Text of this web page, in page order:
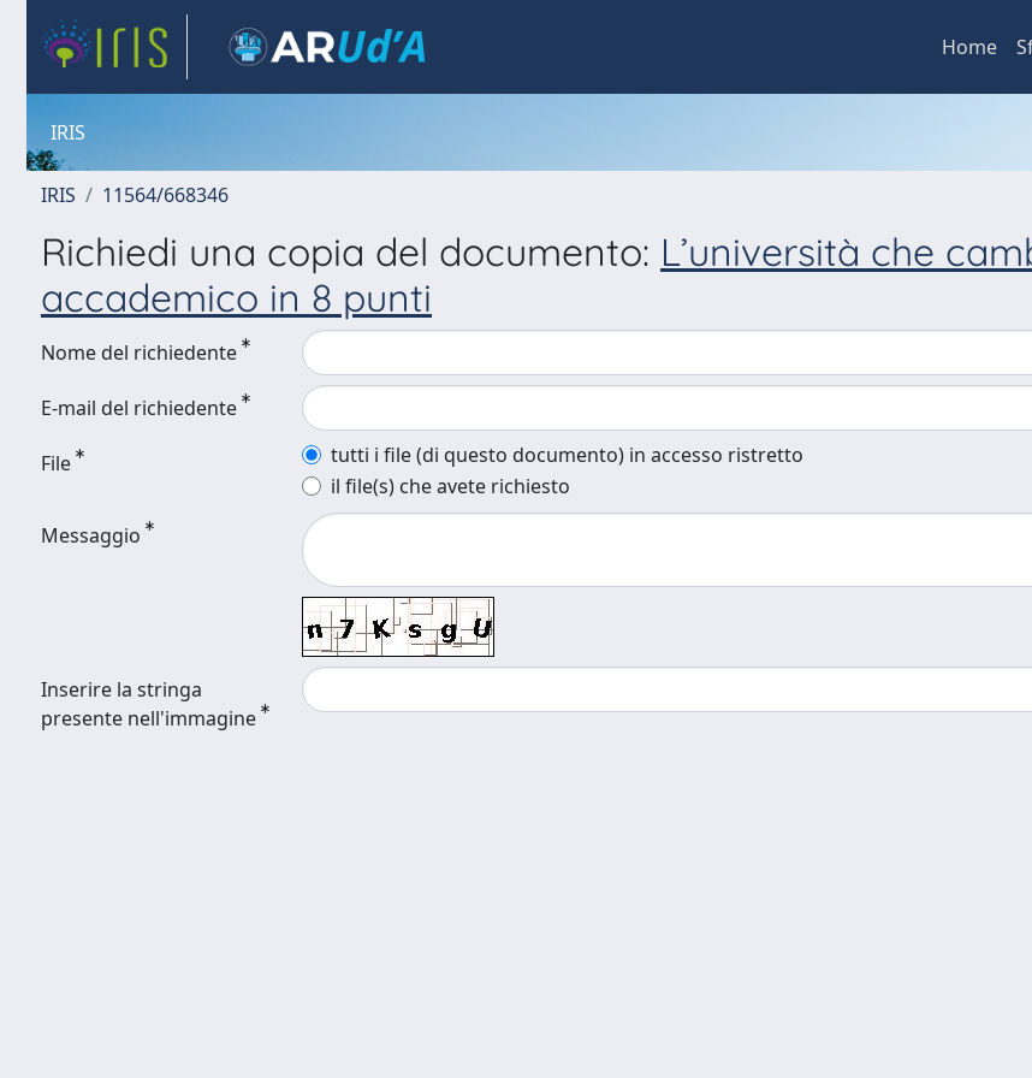
Home
IRIS
IRIS 11564/668346
Richiedi una copia del documento: L’università che
accademico in 8 punti
Nome del richiedente
E-mail del richiedente
File
tutti i file (di questo documento) in accesso ristretto
il file(s) che avete richiesto
Messaggio
Inserire la stringa
presente nell'immagine